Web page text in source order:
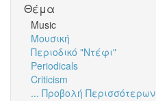
Θέμα
Music
Μουσική
Περιοδικό "Ντέφι"
Periodicals
Criticism
... Προβολή Περισσότερων